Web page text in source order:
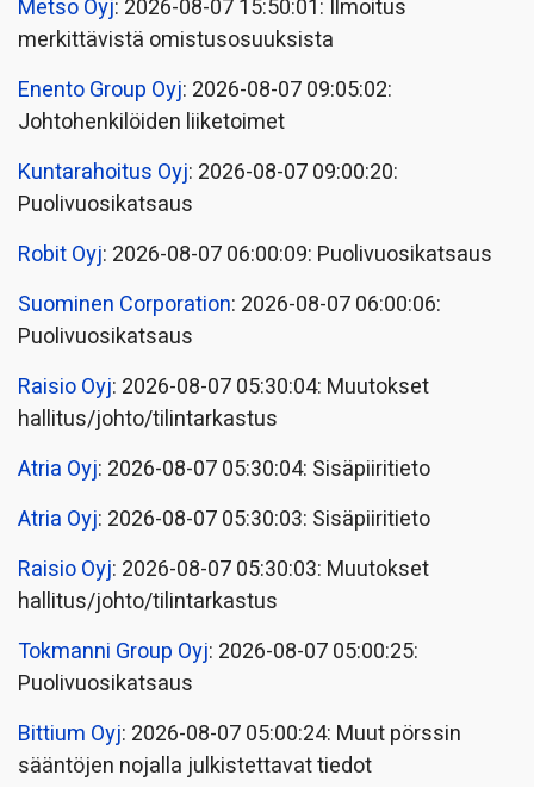
Metso Oyj: 2026-08-07 15:50:01: Ilmoitus
merkittävistä omistusosuuksista
Enento Group Oyj: 2026-08-07 09:05:02:
Johtohenkilöiden liiketoimet
Kuntarahoitus Oyj: 2026-08-07 09:00:20:
Puolivuosikatsaus
Robit Oyj: 2026-08-07 06:00:09: Puolivuosikatsaus
Suominen Corporation: 2026-08-07 06:00:06:
Puolivuosikatsaus
Raisio Oyj: 2026-08-07 05:30:04: Muutokset
hallitus/johto/tilintarkastus
Atria Oyj: 2026-08-07 05:30:04: Sisäpiiritieto
Atria Oyj: 2026-08-07 05:30:03: Sisäpiiritieto
Raisio Oyj: 2026-08-07 05:30:03: Muutokset
hallitus/johto/tilintarkastus
Tokmanni Group Oyj: 2026-08-07 05:00:25:
Puolivuosikatsaus
Bittium Oyj: 2026-08-07 05:00:24: Muut pörssin
sääntöjen nojalla julkistettavat tiedot